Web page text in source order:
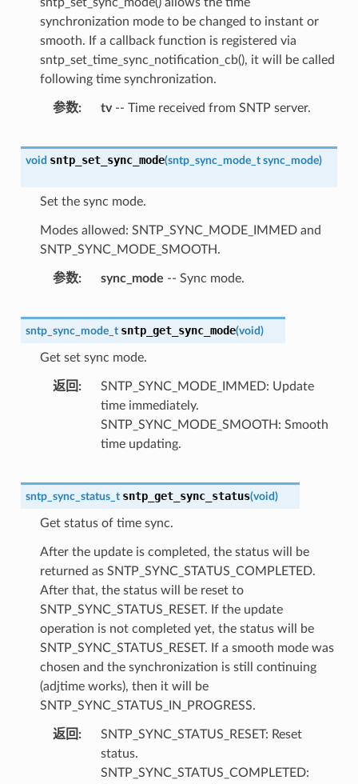
synchronization mode to be changed to instant or
smooth. If a callback function is registered via
sntp_set_time_sync_notification_cb(), it will be called
following time synchronization.
参数 tv-- Time received from SNTP server.
void sntp_set_sync_mode(sntp_sync_mode_t sync_mode)
Set the sync mode.
Modes allowed: SNTP_SYNC_MODE_IMMED and
SNTP_SYNC_MODE_SMOOTH.
参数 sync_mode -- Sync mode.
sntp_sync_mode_t sntp_get_sync_mode(void)
Get set sync mode.
返回
SNTP_SYNC_MODE_IMMED: Update
time immediately.
SNTP_SYNC_MODE_SMOOTH: Smooth
time updating.
sntp_sync_status_t sntp_get_sync_status(void)
Get status of time sync.
After the update is completed, the status will be
returned as SNTP_SYNC_STATUS_COMPLETED.
After that, the status will be reset to
SNTP_SYNC_STATUS_RESET. If the update
operation is not completed yet, the status will be
SNTP_SYNC_STATUS_RESET. If a smooth mode was
chosen and the synchronization is still continuing
(adjtime works), then it will be
SNTP_SYNC_STATUS_IN_PROGRESS.
返回
SNTP_SYNC_STATUS_RESET: Reset
status.
SNTP_SYNC_STATUS_COMPLETED: